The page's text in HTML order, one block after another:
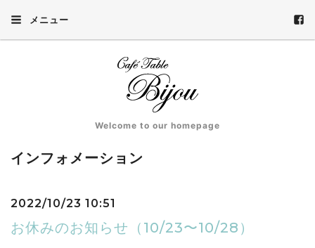
メニュー
Welcome to our homepage
インフォメーション
2022/10/23 10:51
お休みのお知らせ（10/23〜10/28）